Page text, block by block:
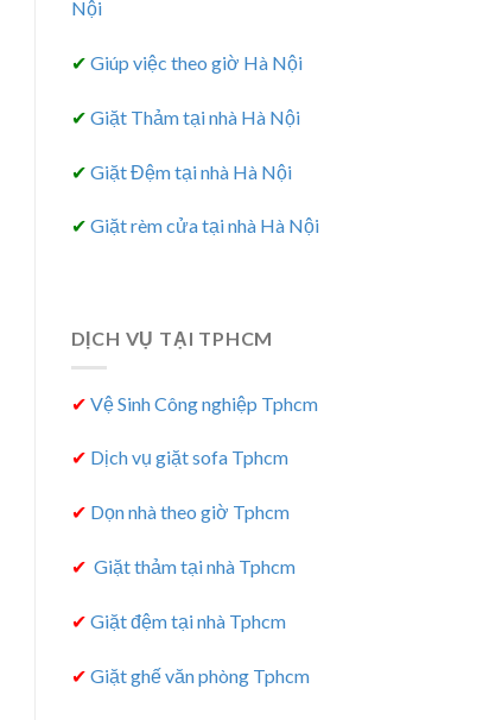
Nội
✔ Giúp việc theo giờ Hà Nội
✔ Giặt Thảm tại nhà Hà Nội
✔ Giặt Đệm tại nhà Hà Nội
✔ Giặt rèm cửa tại nhà Hà Nội
DỊCH VỤ TẠI TPHCM
✔ Vệ Sinh Công nghiệp Tphcm
✔ Dịch vụ giặt sofa Tphcm
✔ Dọn nhà theo giờ Tphcm
✔ Giặt thảm tại nhà Tphcm
✔ Giặt đệm tại nhà Tphcm
✔ Giặt ghế văn phòng Tphcm